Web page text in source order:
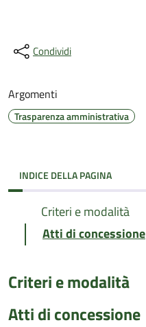
Condividi
Argomenti
Trasparenza amministrativa
INDICE DELLA PAGINA
Criteri e modalità
Atti di concessione
Criteri e modalità
Atti di concessione